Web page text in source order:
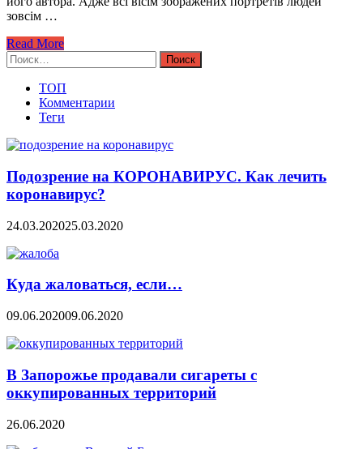
зовсім …
Read More
Найти:
ТОП
Комментарии
Теги
Подозрение на КОРОНАВИРУС. Как лечить
коронавирус?
24.03.202025.03.2020
Куда жаловаться, если…
09.06.202009.06.2020
В Запорожье продавали сигареты с
оккупированных территорий
26.06.2020